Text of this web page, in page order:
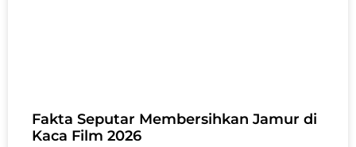
Fakta Seputar Membersihkan Jamur di
Kaca Film 2026